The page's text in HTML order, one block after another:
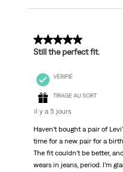
5 sur 5 étoiles.
Still the perfect fit.
VÉRIFIÉ
TIRAGE AU SORT
il y a 5 jours
Haven’t bought a pair of
time for a new pair for a
The fit couldn’t be better,
wears in jeans, period. I’m